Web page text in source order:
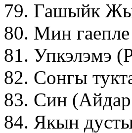
79. Гашыйк
80. Мин
81. Упкэлэмэ
82. Сонгы
83. Син
84. Якын